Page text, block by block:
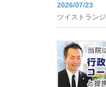
2026/07/23
ツイストランジ